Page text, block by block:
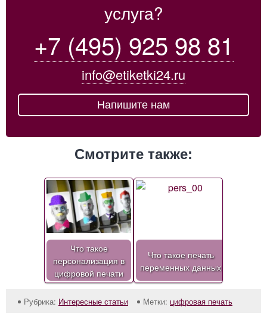
услуга?
+7 (495) 925 98 81
info@etiketki24.ru
Напишите нам
Смотрите также:
Что такое
персонализация в
цифровой печати
Что такое печать
переменных данных
Рубрика: Интересные статьи Метки: цифровая печать